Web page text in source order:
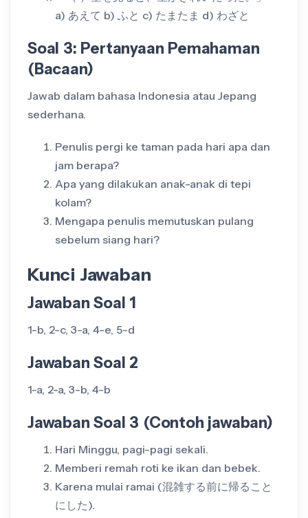
a) あえて b) ふと c) たまたま d) わざと
Soal 3: Pertanyaan Pemahaman
(Bacaan)
Jawab dalam bahasa Indonesia atau Jepang
sederhana.
Penulis pergi ke taman pada hari apa dan
jam berapa?
Apa yang dilakukan anak-anak di tepi
kolam?
Mengapa penulis memutuskan pulang
sebelum siang hari?
Kunci Jawaban
Jawaban Soal 1
1-b, 2-c, 3-a, 4-e, 5-d
Jawaban Soal 2
1-a, 2-a, 3-b, 4-b
Jawaban Soal 3 (Contoh jawaban)
Hari Minggu, pagi-pagi sekali.
Memberi remah roti ke ikan dan bebek.
Karena mulai ramai (混雑する前に帰ること
にした).